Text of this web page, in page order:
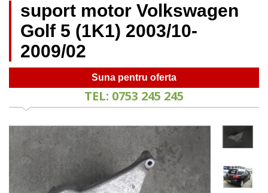
suport motor Volkswagen
Golf 5 (1K1) 2003/10-
2009/02
Suna pentru oferta
TEL: 0753 245 245